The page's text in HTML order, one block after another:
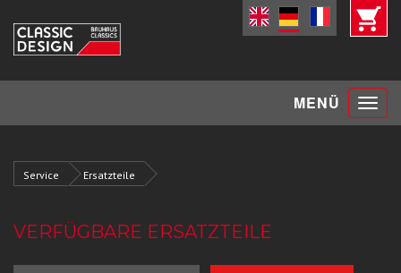
MENÜ Toggle
Service Ersatzteile
VERFÜGBARE ERSATZTEILE